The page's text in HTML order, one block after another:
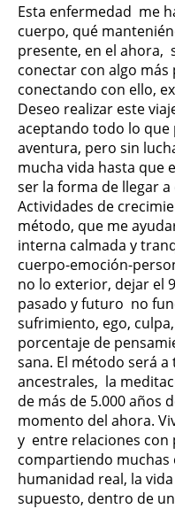
Esta enfermedad me
cuerpo, qué
presente, en el ahora,
conectar con algo
conectando con ello,
Deseo realizar este
aceptando todo lo
aventura, pero sin
mucha vida hasta que
ser la forma de llegar a
Actividades de
método, que me
interna calmada y
cuerpo-emoción-
no lo exterior, dejar el
pasado y futuro no
sufrimiento, ego,
porcentaje de
sana. El método será
ancestrales, la
de más de 5.000 años
momento del ahora.
y entre relaciones con
compartiendo muchas
humanidad real, la
supuesto, dentro de